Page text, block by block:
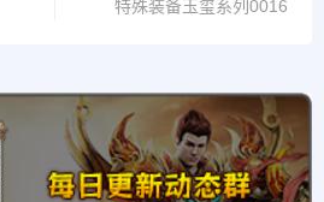
特殊装备玉玺系列0016